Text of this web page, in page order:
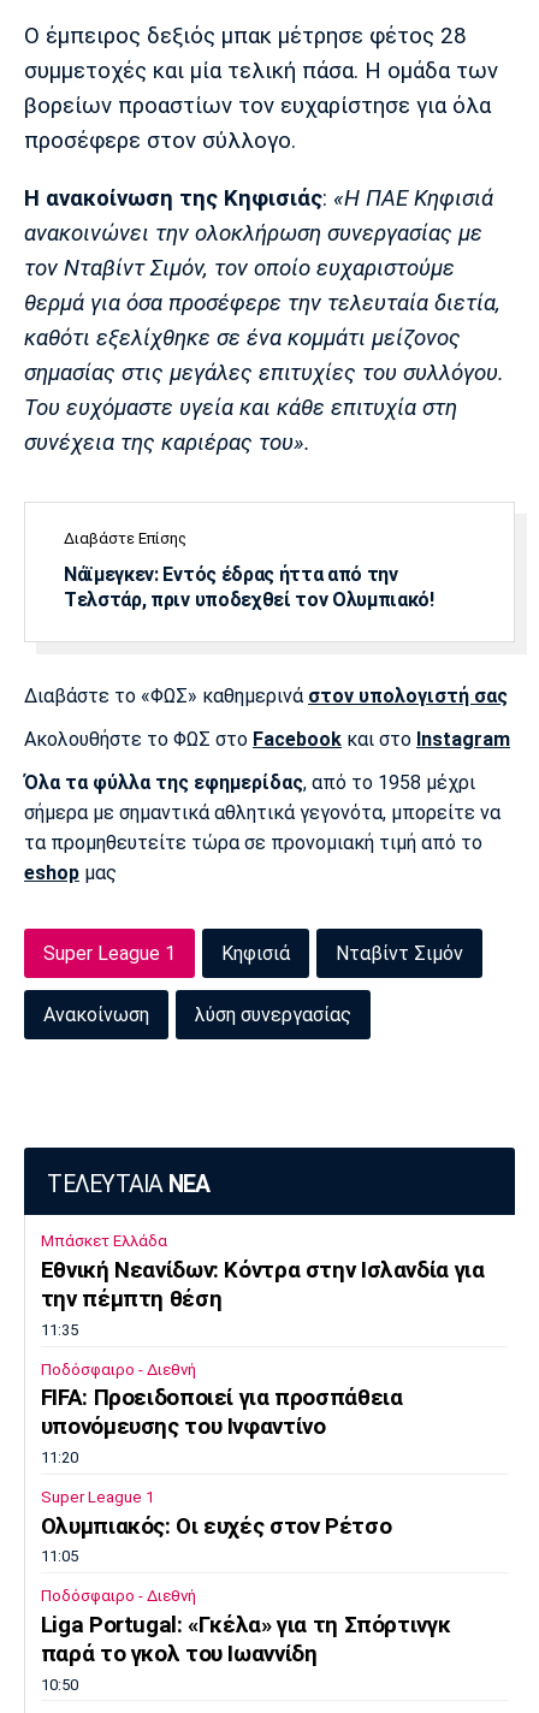
Πολιτισμός
Τραγούδια
Cine Spot
Media
Παρασκήνιο
Πρόγραμμα TV
Ιωνικός Κηφισιά Πανσερραϊκός
Μπαρτσελόνα
Ρεάλ
Ατλέτικο
Μάντσεστερ
Τσέλσι Άρσεναλ
Λίβερπουλ
Σίτι
Ίντερ Μίλαν Μπάγερν
Μπορούσια
Ντόρτμουντ
Παρί Σεν
Ζερμέν
Μαρσέιγ
Μονακό
Ερυθρός
Αστέρας
Τότεναμ
Ο έμπειρος δεξιός μπακ μέτρησε φέτος 28
συμμετοχές και μία τελική πάσα. Η ομάδα των
βορείων προαστίων τον ευχαρίστησε για όλα
προσέφερε στον σύλλογο.
Η ανακοίνωση της Κηφισιάς: «Η ΠΑΕ Κηφισιά
ανακοινώνει την ολοκλήρωση συνεργασίας με
τον Νταβίντ Σιμόν, τον οποίο ευχαριστούμε
θερμά για όσα προσέφερε την τελευταία διετία,
καθότι εξελίχθηκε σε ένα κομμάτι μείζονος
σημασίας στις μεγάλες επιτυχίες του συλλόγου.
Του ευχόμαστε υγεία και κάθε επιτυχία στη
συνέχεια της καριέρας του».
Διαβάστε Επίσης
Νάϊμεγκεν: Εντός έδρας ήττα από την
Tελστάρ, πριν υποδεχθεί τον Ολυμπιακό!
Διαβάστε το «ΦΩΣ» καθημερινά στον υπολογιστή σας
Ακολουθήστε το ΦΩΣ στο Facebook και στο Instagram
Όλα τα φύλλα της εφημερίδας, από το 1958 μέχρι
σήμερα με σημαντικά αθλητικά γεγονότα, μπορείτε να
τα προμηθευτείτε τώρα σε προνομιακή τιμή από το
eshop μας
Super League 1 Κηφισιά Νταβίντ Σιμόν
Ανακοίνωση λύση συνεργασίας
ΤΕΛΕΥΤΑΙΑ ΝΕΑ
Μπάσκετ Ελλάδα
Εθνική Νεανίδων: Κόντρα στην Ισλανδία για
την πέμπτη θέση
11:35
Ποδόσφαιρο - Διεθνή
FIFA: Προειδοποιεί για προσπάθεια
υπονόμευσης του Ινφαντίνο
11:20
Super League 1
Oλυμπιακός: Οι ευχές στον Ρέτσο
11:05
Ποδόσφαιρο - Διεθνή
Liga Portugal: «Γκέλα» για τη Σπόρτινγκ
παρά το γκολ του Ιωαννίδη
10:50